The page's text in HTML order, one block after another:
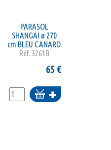
PARASOL
SHANGAI ø 270
cm BLEU CANARD
Réf.3261B
65 €
Ajouter
au